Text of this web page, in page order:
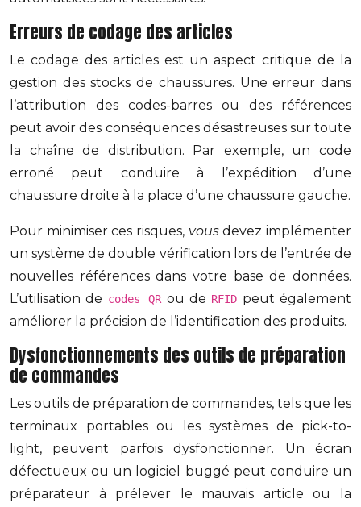
Erreurs de codage des articles
Le codage des articles est un aspect critique de la
gestion des stocks de chaussures. Une erreur dans
l’attribution des codes-barres ou des références
peut avoir des conséquences désastreuses sur toute
la chaîne de distribution. Par exemple, un code
erroné peut conduire à l’expédition d’une
chaussure droite à la place d’une chaussure gauche.
Pour minimiser ces risques, vousdevez implémenter
un système de double vérification lors de l’entrée de
nouvelles références dans votre base de données.
L’utilisation de codes QRou de RFID peut également
améliorer la précision de l’identification des produits.
Dysfonctionnements des outils de préparation
de commandes
Les outils de préparation de commandes, tels que les
terminaux portables ou les systèmes de pick-to-
light, peuvent parfois dysfonctionner. Un écran
défectueux ou un logiciel buggé peut conduire un
préparateur à prélever le mauvais article ou la